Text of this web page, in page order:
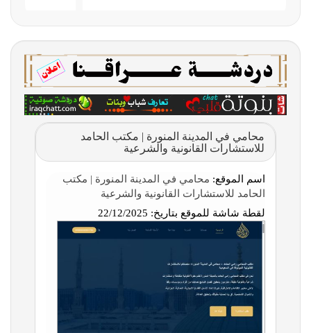
محامي في المدينة المنورة | مكتب الحامد
للاستشارات القانونية والشرعية
اسم الموقع: محامي في المدينة المنورة | مكتب
الحامد للاستشارات القانونية والشرعية
لقطة شاشة للموقع بتاريخ: